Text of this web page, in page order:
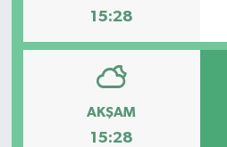
15:28
AKŞAM
15:28